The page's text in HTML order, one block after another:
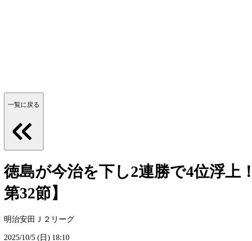
一覧に戻る
徳島が今治を下し2連勝で4位浮上
第32節】
明治安田Ｊ２リーグ
2025/10/5 (日) 18:10